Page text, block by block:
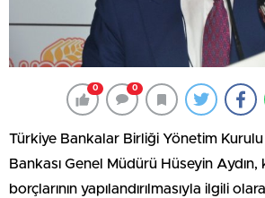
0 0
Türkiye Bankalar Birliği Yönetim Kurulu
Bankası Genel Müdürü Hüseyin
borçlarının yapılandırılmasıyla ilgili